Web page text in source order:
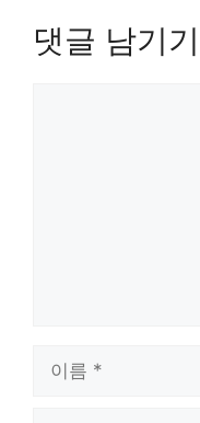
댓글 남기기